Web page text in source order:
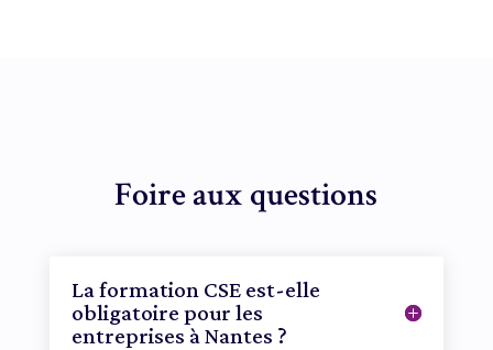
Foire aux questions
La formation CSE est-elle
obligatoire pour les
entreprises à Nantes ?